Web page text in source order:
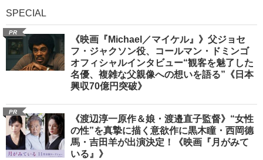
SPECIAL
PR
《映画『Michael／マイケル』》父ジョセ
フ・ジャクソン役、コールマン・ドミンゴ
オフィシャルインタビュー“観客を魅了した
名優、複雑な父親像への想いを語る”《日本
興収70億円突破》
PR
《渡辺淳一原作＆娘・渡邉直子監督》“女性
の性”を真摯に描く意欲作に黒木瞳・西岡德
馬・吉田羊が出演決定！《映画『月がみて
いる』》